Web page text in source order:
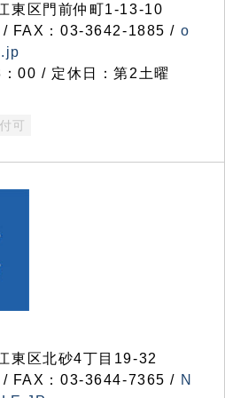
区門前仲町1-13-10
FAX：03-3642-1885 / o
00 / 定休日：第2土曜
可
区北砂4丁目19-32
/ FAX：03-3644-7365 / N